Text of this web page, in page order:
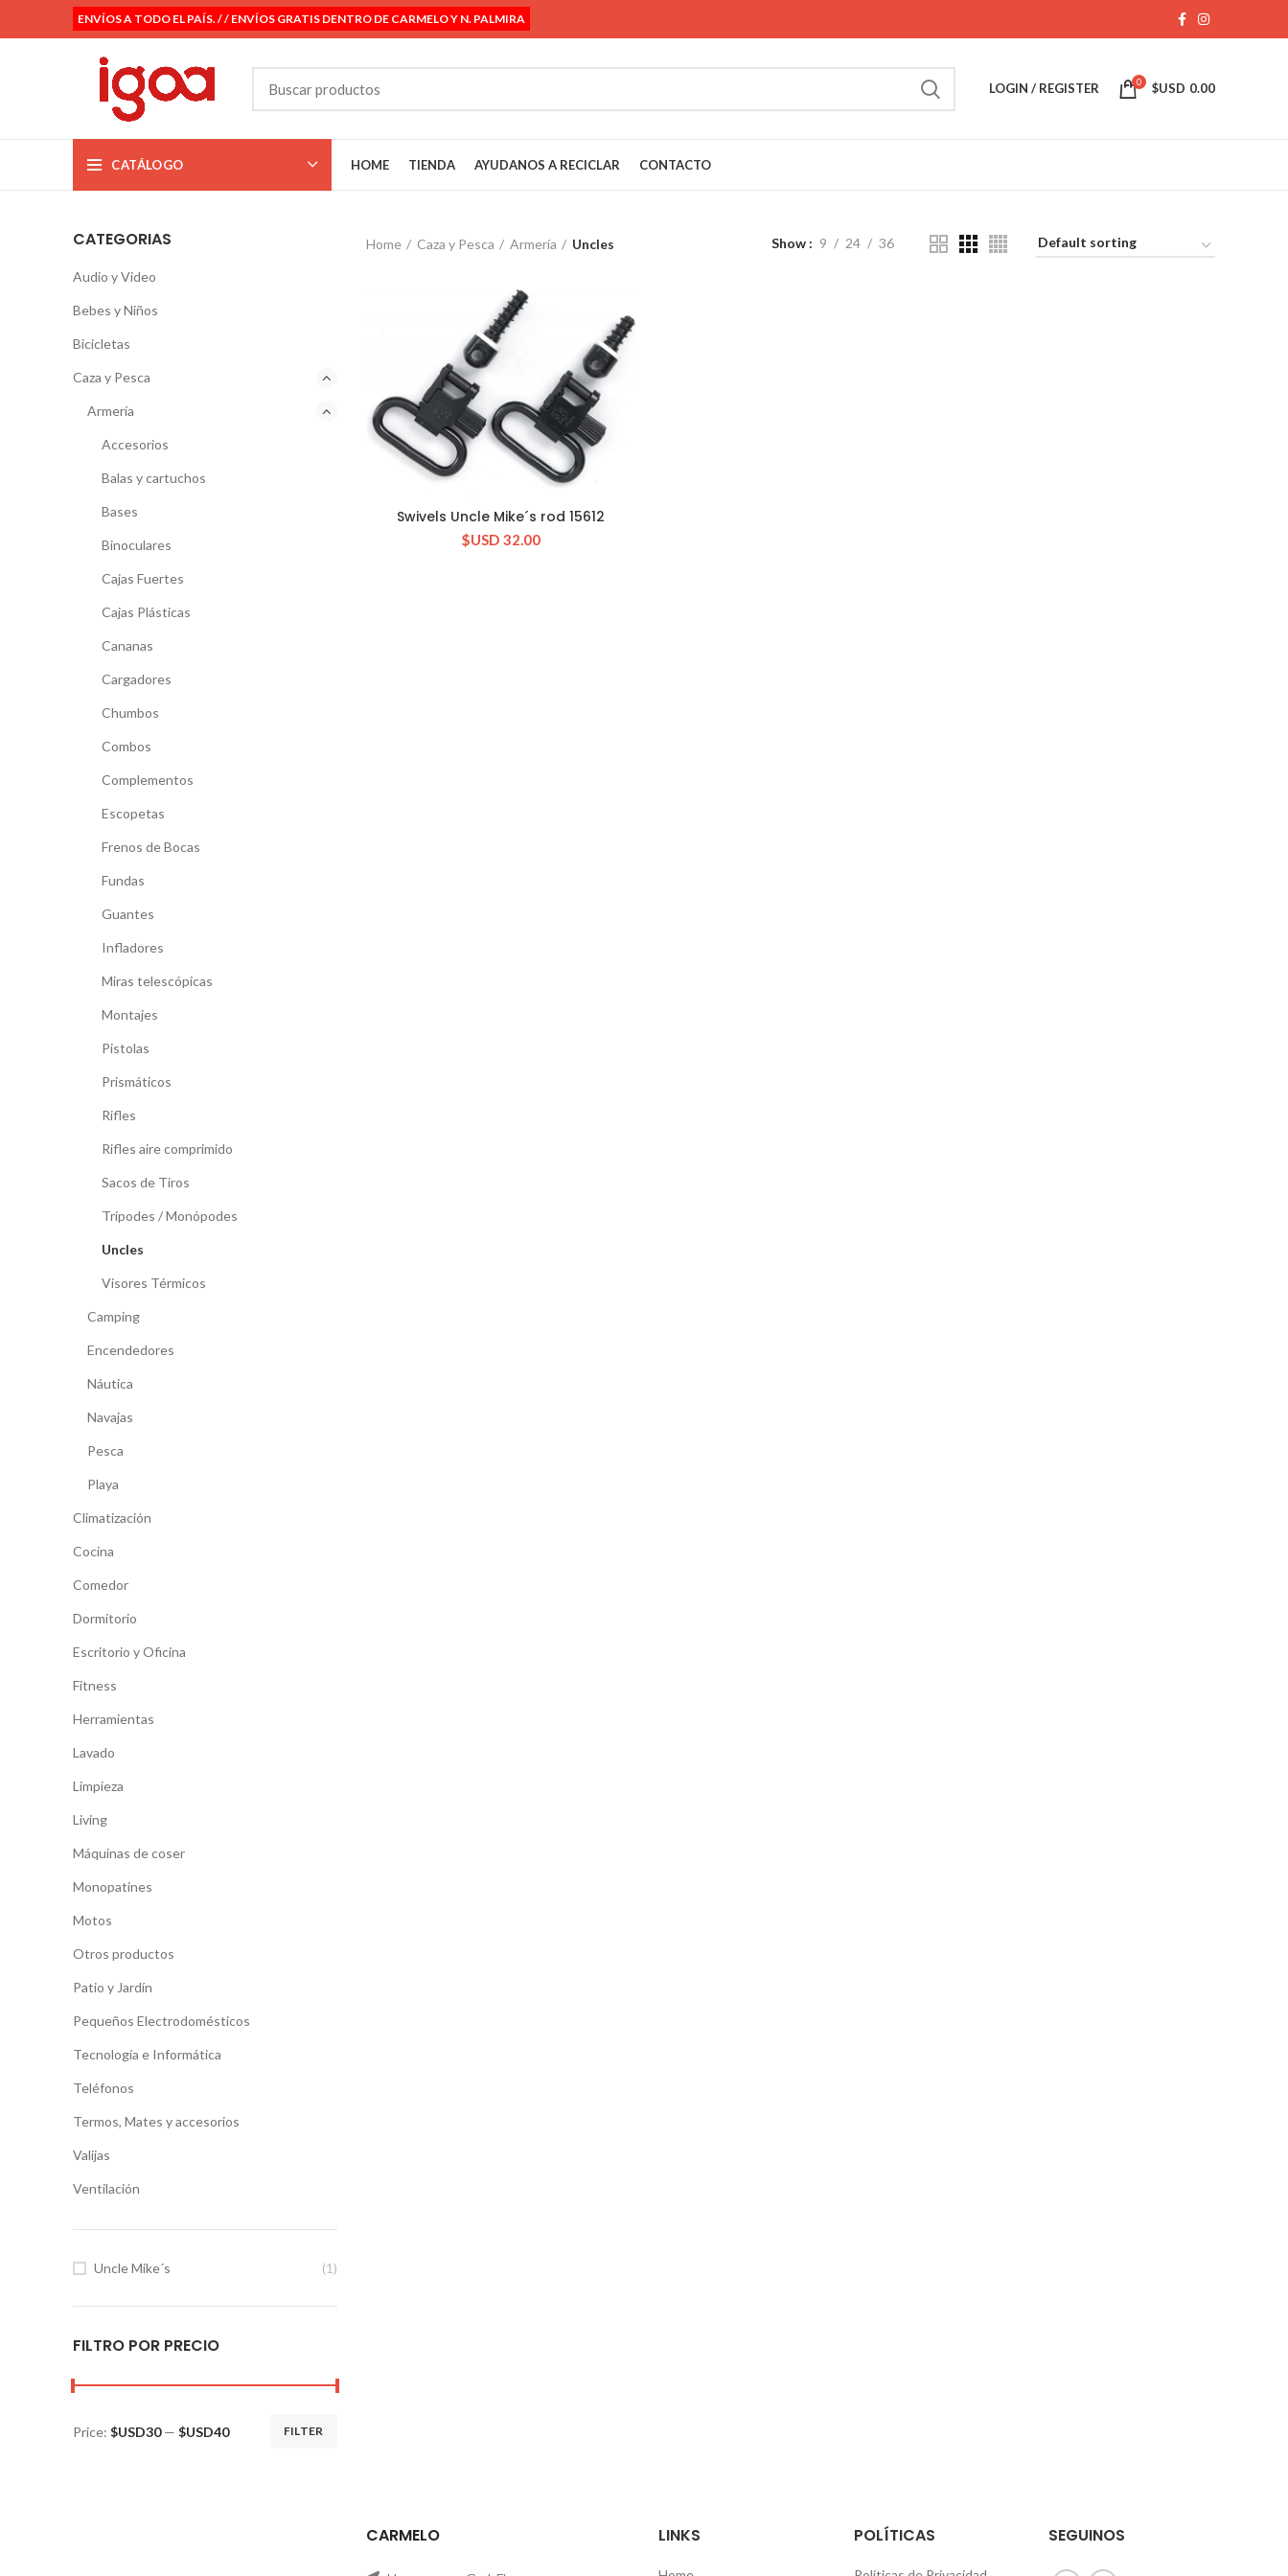
ENVÍOS A TODO EL PAÍS. / / ENVÍOS GRATIS DENTRO DE CARMELO Y N. PALMIRA
LOGIN / REGISTER 0 $USD 0.00
CATÁLOGO HOME TIENDA AYUDANOS A RECICLAR CONTACTO
CATEGORIAS
Audio y Video
Bebes y Niños
Bicicletas
Caza y Pesca
Armería
Accesorios
Balas y cartuchos
Bases
Binoculares
Cajas Fuertes
Cajas Plásticas
Cananas
Cargadores
Chumbos
Combos
Complementos
Escopetas
Frenos de Bocas
Fundas
Guantes
Infladores
Miras telescópicas
Montajes
Pistolas
Prismáticos
Rifles
Rifles aire comprimido
Sacos de Tiros
Trípodes / Monópodes
Uncles
Visores Térmicos
Camping
Encendedores
Náutica
Navajas
Pesca
Playa
Climatización
Cocina
Comedor
Dormitorio
Escritorio y Oficina
Fitness
Herramientas
Lavado
Limpieza
Living
Máquinas de coser
Monopatines
Motos
Otros productos
Patio y Jardín
Pequeños Electrodomésticos
Tecnología e Informática
Teléfonos
Termos, Mates y accesorios
Valijas
Ventilación
Uncle Mike´s (1)
FILTRO POR PRECIO
FILTER
Price: $USD30— $USD40
Home Caza y Pesca Armería Uncles Show 9 24 36
CONSULTAR STOCK
Swivels Uncle Mike´s rod 15612
$USD 32.00
CARMELO LINKS POLÍTICAS SEGUINOS